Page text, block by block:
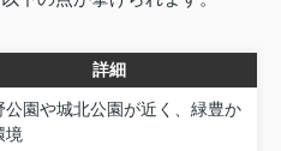
詳細
公園や城北公園が近く、緑豊か
境